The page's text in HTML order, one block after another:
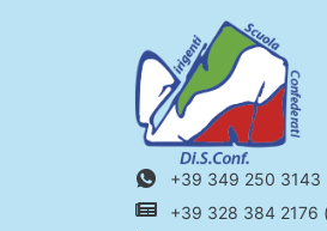
+39 349 250 3143
+39 328 384 2176